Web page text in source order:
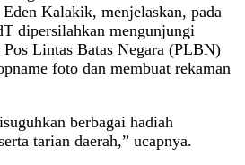
Kalakik, menjelaskan, pada
dipersilahkan mengunjungi
Lintas Batas Negara (PLBN)
foto dan membuat rekaman
berbagai hadiah
tarian daerah,” ucapnya.